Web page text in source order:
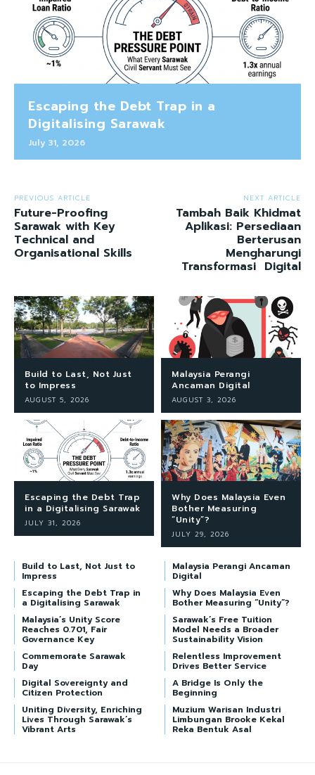
Escaping the Debt Trap in a
Digitalising Sarawak
July 31, 2026
PREVIOUS ARTICLE
Future-Proofing
Sarawak with Key
Technical and
Organisational Skills
NEXT ARTICLE
Tambah Baik Khidmat
Aplikasi: Persediaan
Berterusan
Mengharungi
Transformasi Digital
Build to Last, Not Just
to Impress
AUGUST 5, 2026
Malaysia Perangi
Ancaman Digital
AUGUST 3, 2026
Escaping the Debt Trap
in a Digitalising Sarawak
JULY 31, 2026
Why Does Malaysia Even
Bother Measuring
“Unity”?
JULY 29, 2026
Build to Last, Not Just to
Impress
Malaysia Perangi Ancaman
Digital
Escaping the Debt Trap in
a Digitalising Sarawak
Why Does Malaysia Even
Bother Measuring “Unity”?
Malaysia’s Unity Score
Reaches 0.701, Fair
Governance Key
Sarawak’s Free Tuition
Model Needs a Broader
Sustainability Vision
Commemorate Sarawak
Day
Relentless Improvement
Drives Better Service
Digital Sovereignty and
Citizen Protection
A Bridge Is Only the
Beginning
Uniting Diversity, Enriching
Lives Through Sarawak’s
Vibrant Arts
Muzium Warisan Industri
Limbungan Brooke Kekal
Reka Bentuk Asal